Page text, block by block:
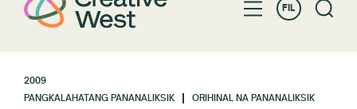
FIL
2009
PANGKALAHATANG PANANALIKSIK
ORIHINAL NA PANANALIKSIK